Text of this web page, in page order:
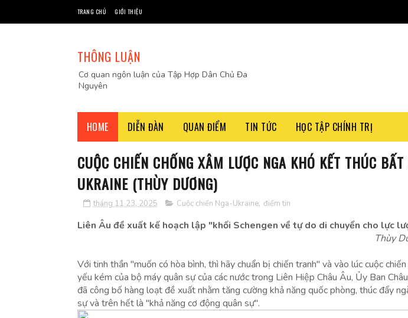
TRANG CHỦ GIỚI THIỆU
THÔNG LUẬN
Cơ quan ngôn luận của Tập Hợp Dân Chủ Đa
Nguyên
HOME DIỄN ĐÀN QUAN ĐIỂM TIN TỨC HỌC TẬP CHÍNH TRỊ
CUỘC CHIẾN CHỐNG XÂM LƯỢC NGA KHÓ KẾT THÚC
UKRAINE (THÙY DƯƠNG)
tháng 11 23, 2025 Cuộc chiến Nga-Ukraine, điểm tin
Liên Âu đề xuất kế hoạch lập "khối Schengen về tự do di chuyển cho lực
Thùy
Với tinh thần "muốn có hòa bình, thì hãy chuẩn bị chiến tranh" và vào lúc cuộc
yếu kém của bộ máy quân sự của các nước trong Liên Hiệp Châu Âu, Ủy Ban
đã công bố hàng loạt đề xuất nhằm tăng cường khả năng quốc phòng, thúc đẩy
sự và trên hết là "khả năng cơ động quân sự".